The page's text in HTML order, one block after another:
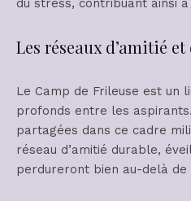
du stress, contribuant ainsi
Les réseaux d’amitié
Le Camp de Frileuse est un
profonds entre les
partagées dans ce cadre
réseau d’amitié durable,
perdureront bien au-delà